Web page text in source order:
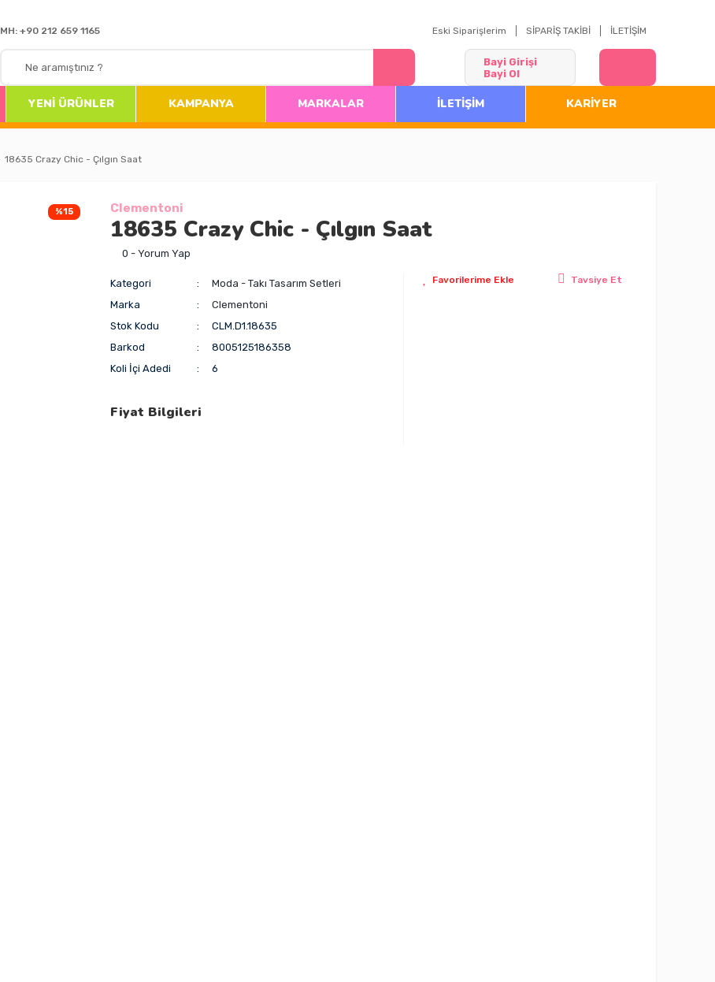
MH: +90 212 659 1165 Eski Siparişlerim SİPARİŞ TAKİBİ İLETİŞİM
Bayi Girişi
Bayi Ol
YENİ ÜRÜNLER KAMPANYA MARKALAR İLETİŞİM KARİYER
18635 Crazy Chic - Çılgın Saat
%15 Clementoni
18635 Crazy Chic - Çılgın Saat
0 - Yorum Yap
Kategori
Moda - Takı Tasarım Setleri
Marka
Clementoni
Stok Kodu
CLM.D1.18635
Barkod
8005125186358
Koli İçi Adedi
6
Fiyat Bilgileri
Tavsiye Et